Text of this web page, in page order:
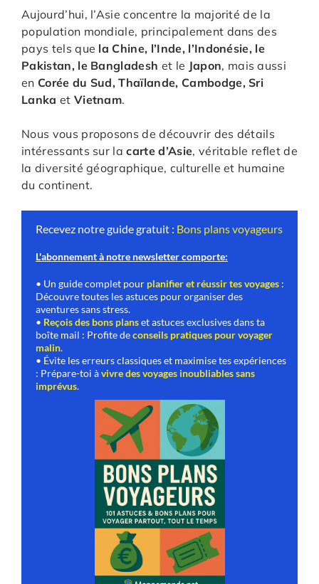
Aujourd’hui, l’Asie concentre la majorité de la
population mondiale, principalement dans des
pays tels que la Chine, l’Inde, l’Indonésie, le
Pakistan, le Bangladesh et le Japon, mais aussi
en Corée du Sud, Thaïlande, Cambodge, Sri
Lanka et Vietnam.
Nous vous proposons de découvrir des détails
intéressants sur lacarte d’Asie, véritable reflet de
la diversité géographique, culturelle et humaine
du continent.